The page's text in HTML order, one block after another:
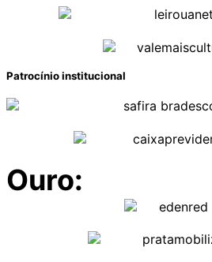
Patrocínio institucional
Ouro: